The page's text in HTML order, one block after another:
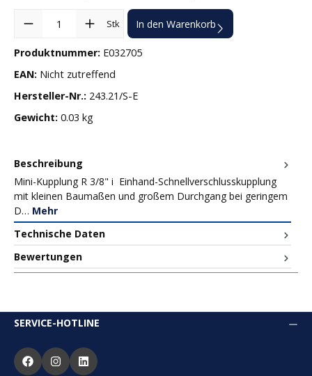
Produkt Anzahl: Gib den gewünschten Wert ein oder benutze die
Stk In den Warenkorb
Produktnummer: E032705
EAN: Nicht zutreffend
Hersteller-Nr.: 243.21/S-E
Gewicht: 0.03 kg
Beschreibung
Mini-Kupplung R 3/8" i Einhand-Schnellverschlusskupplung
mit kleinen Baumaßen und großem Durchgang bei geringem
D… Mehr
Technische Daten
Bewertungen
SERVICE-HOTLINE